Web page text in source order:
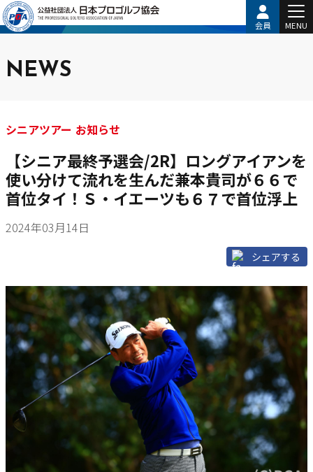
会員 MENU
NEWS
シニアツアー お知らせ
【シニア最終予選会/2R】ロングアイアンを
使い分けて流れを生んだ兼本貴司が６６で
首位タイ！Ｓ・イエーツも６７で首位浮上
2024年03月14日
シェアする